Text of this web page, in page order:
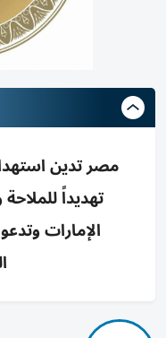
مصر تدين
تهديداً
الإمارات